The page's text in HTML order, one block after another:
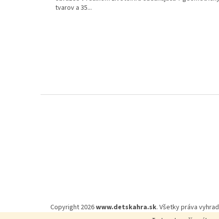
tvarov a 35...
Copyright 2026www.detskahra.sk. Všetky práva